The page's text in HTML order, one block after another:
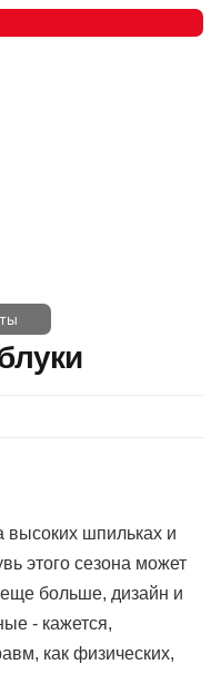
высоких шпильках и
этого сезона может
больше, дизайн и
- кажется,
как физических,